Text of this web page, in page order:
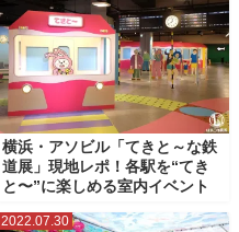
横浜・アソビル「てきと～な鉄
道展」現地レポ！各駅を“てき
と〜”に楽しめる室内イベント
2022.07.30